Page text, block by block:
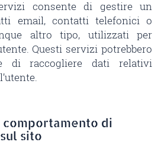
consente di gestire un
email, contatti telefonici o
altro tipo, utilizzati per
Questi servizi potrebbero
di raccogliere dati relativi
di
sito